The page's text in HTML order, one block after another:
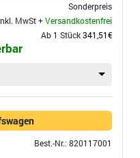
Sonderpreis
MwSt +Versandkostenfrei
Ab 1 Stück341,51€
Best.-Nr.: 820117001